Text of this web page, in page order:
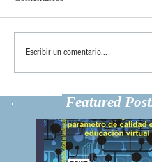
Escribir un comentario...
Featured